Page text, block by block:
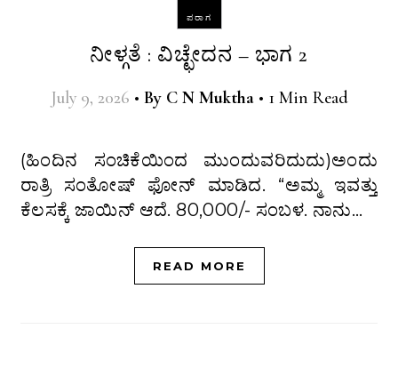
ಪರಾಗ
ನೀಳ್ಗತೆ : ವಿಚ್ಛೇದನ – ಭಾಗ 2
July 9, 2026 • By C N Muktha • 1 Min Read
(ಹಿಂದಿನ ಸಂಚಿಕೆಯಿಂದ ಮುಂದುವರಿದುದು)ಅಂದು
ರಾತ್ರಿ ಸಂತೋಷ್ ಫೋನ್ ಮಾಡಿದ. “ಅಮ್ಮ ಇವತ್ತು
ಕೆಲಸಕ್ಕೆ ಜಾಯಿನ್ ಆದೆ. 80,000/- ಸಂಬಳ. ನಾನು…
READ MORE